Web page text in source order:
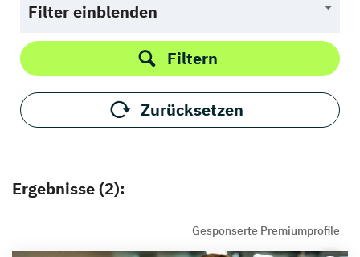
Filter einblenden
Filtern
Zurücksetzen
Ergebnisse (2):
Gesponserte Premiumprofile